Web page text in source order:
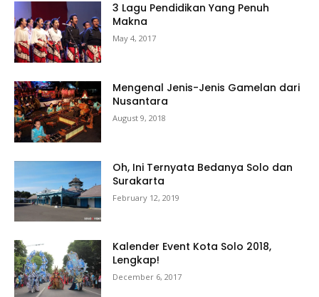
3 Lagu Pendidikan Yang Penuh
Makna
May 4, 2017
Mengenal Jenis-Jenis Gamelan dari
Nusantara
August 9, 2018
Oh, Ini Ternyata Bedanya Solo dan
Surakarta
February 12, 2019
Kalender Event Kota Solo 2018,
Lengkap!
December 6, 2017